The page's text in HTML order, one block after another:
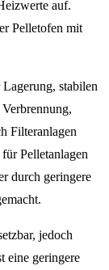
auf.
Pelletofen mit
stabilen
Filteranlagen
Pelletanlagen
durch geringere
jedoch
eine geringere